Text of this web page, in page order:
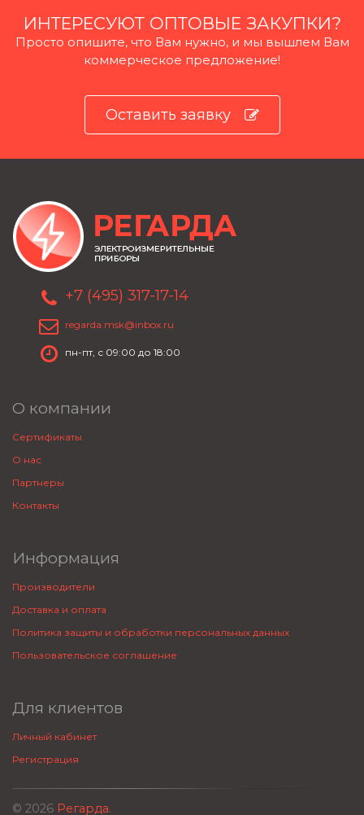
ИНТЕРЕСУЮТ ОПТОВЫЕ ЗАКУПКИ?
Просто опишите, что Вам нужно, и мы вышлем Вам
коммерческое предложение!
Оставить заявку
+7 (495) 317-17-14
regarda.msk@inbox.ru
пн-пт, с 09:00 до 18:00
О компании
Сертификаты
О нас
Партнеры
Контакты
Информация
Производители
Доставка и оплата
Политика защиты и обработки персональных данных
Пользовательское соглашение
Для клиентов
Личный кабинет
Регистрация
© 2026 Регарда.